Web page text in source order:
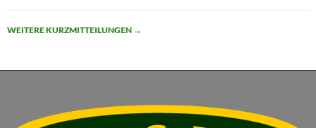
WEITERE KURZMITTEILUNGEN →